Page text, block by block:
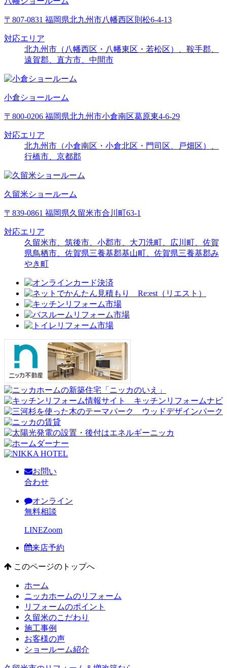
〒807-0831 福岡県北九州市八幡西区則松6-4-13
対応エリア
北九州市（八幡西区・八幡東区・若松区）、鞍手郡、
遠賀郡、直方市、中間市
小倉ショールーム
〒800-0206 福岡県北九州市小倉南区葛原東4-6-29
対応エリア
北九州市（小倉南区・小倉北区・門司区、戸畑区）、
行橋市、京都郡
久留米ショールーム
〒839-0861 福岡県久留米市合川町63-1
対応エリア
久留米市、筑後市、小郡市、大刀洗町、広川町、佐賀
県鳥栖市、佐賀県三養基郡基山町、佐賀県三養基郡み
やき町
お問い
合わせ
オンライン
無料相談
LINEZoom
来店予約
このページのトップへ
ホーム
ニッカホームのリフォーム
リフォームのポイント
久留米のこだわり
施工事例
お客様の声
ショールーム紹介